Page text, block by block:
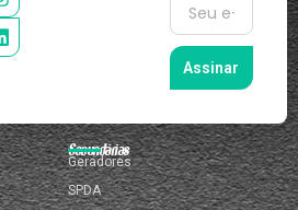
Assinar
Secundárias
Geradores
SPDA